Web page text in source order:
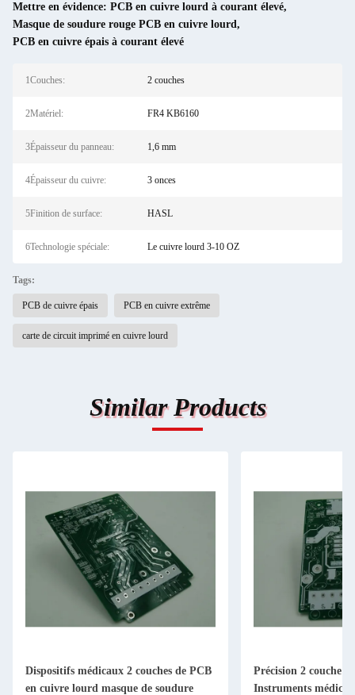
Mettre en évidence: PCB en cuivre lourd à courant élevé,
Masque de soudure rouge PCB en cuivre lourd,
PCB en cuivre épais à courant élevé
1Couches: 2 couches
2Matériel: FR4 KB6160
3Épaisseur du panneau: 1,6 mm
4Épaisseur du cuivre: 3 onces
5Finition de surface: HASL
6Technologie spéciale: Le cuivre lourd 3-10 OZ
Tags:
PCB de cuivre épais PCB en cuivre extrême
carte de circuit imprimé en cuivre lourd
Similar Products
Dispositifs médicaux 2 couches de PCB
en cuivre lourd masque de soudure
Précision 2 couche
Instruments